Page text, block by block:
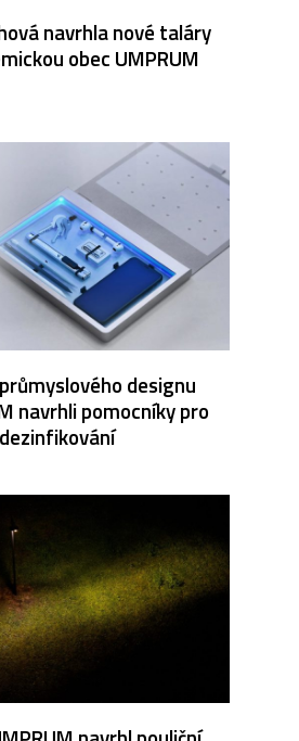
navrhla nové taláry
obec UMPRUM
designu
navrhli pomocníky pro
dezinfikování